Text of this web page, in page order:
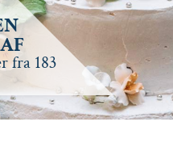
fra 183